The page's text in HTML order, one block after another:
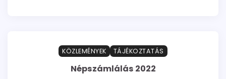
KÖZLEMÉNYEK
TÁJÉKOZTATÁS
Népszámlálás 2022